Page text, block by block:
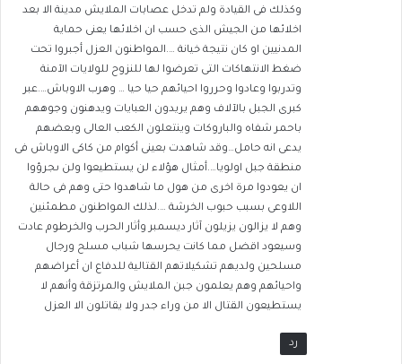
وكذلك فى القيادة ولم تدخل عصابات الملايش مدينة الا بعد
اخلائها من الجيش الذى حسب ان اخلائها يعنى حماية
المدنيين او كان نتيجة خيانة ….المواطنون العزل أجبروا تحت
ضغط الانتهاكات التى تعرضوا لها للنزوح للولايات الآمنة
وتدربوا وعادوا وحرروا احيائهم حيا حيا … وهرب الاوباش….عبر
كبرى الجبل بالآلاف وهم يريدون العبايات ويدهنون وجوههم
باحمر شفاه والباروكات وينتعلون الكعب العالى وبعضهم
يدعى انه حامل…وقد شاهدت بعينى أكوام من كاكى الاوباش فى
منطقة جبل اولويا….أمثال هؤلاء لن يستطيعوا ولن ىجرؤوا
ان يعودوا مرة اخرى من هول ما شاهدوا حتى وهم فى حالة
اللاوعى بسبب حبوب الخرشة ….لذلك المواطنون مطمئنين
وهم لا يزالون يزيلون آثار ديسمبر وأثار الحرب والخرطوم عادت
وسيعود اقضل مما كانت يحرسها شباب مسلح ورجال
مسلحين ولديهم تشكيلاتهم القتالية للدفاع ان أعراضهم
واحيائهم وهم يعلمون جبن الملايش والمرتزقة وأنهم لا
يستطيعون القتال الا من وراء جدر ولا يقاتلون الا العزل
رد